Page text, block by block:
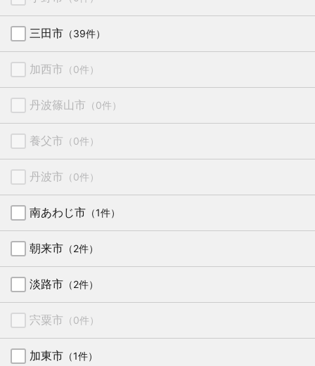
三田市 （39件）
加西市 （0件）
丹波篠山市 （0件）
養父市 （0件）
丹波市 （0件）
南あわじ市 （1件）
朝来市 （2件）
淡路市 （2件）
宍粟市 （0件）
加東市 （1件）